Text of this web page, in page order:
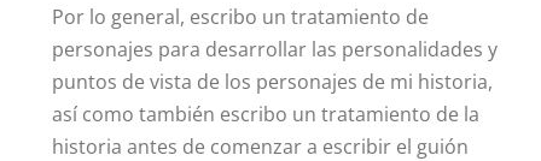
Por lo general, escribo un tratamiento de
personajes para desarrollar las personalidades y
puntos de vista de los personajes de mi historia,
así como también escribo un tratamiento de la
historia antes de comenzar a escribir el guión